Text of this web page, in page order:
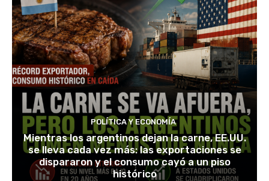
POLÍTICA Y ECONOMÍA
Mientras los argentinos dejan la carne, EE.UU.
se lleva cada vez más: las exportaciones se
dispararon y el consumo cayó a un piso
histórico